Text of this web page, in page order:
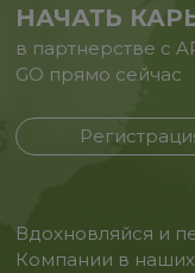
НАЧАТЬ
в партнерстве с
GO прямо сейчас
Вдохновляйся и
Компании в наших